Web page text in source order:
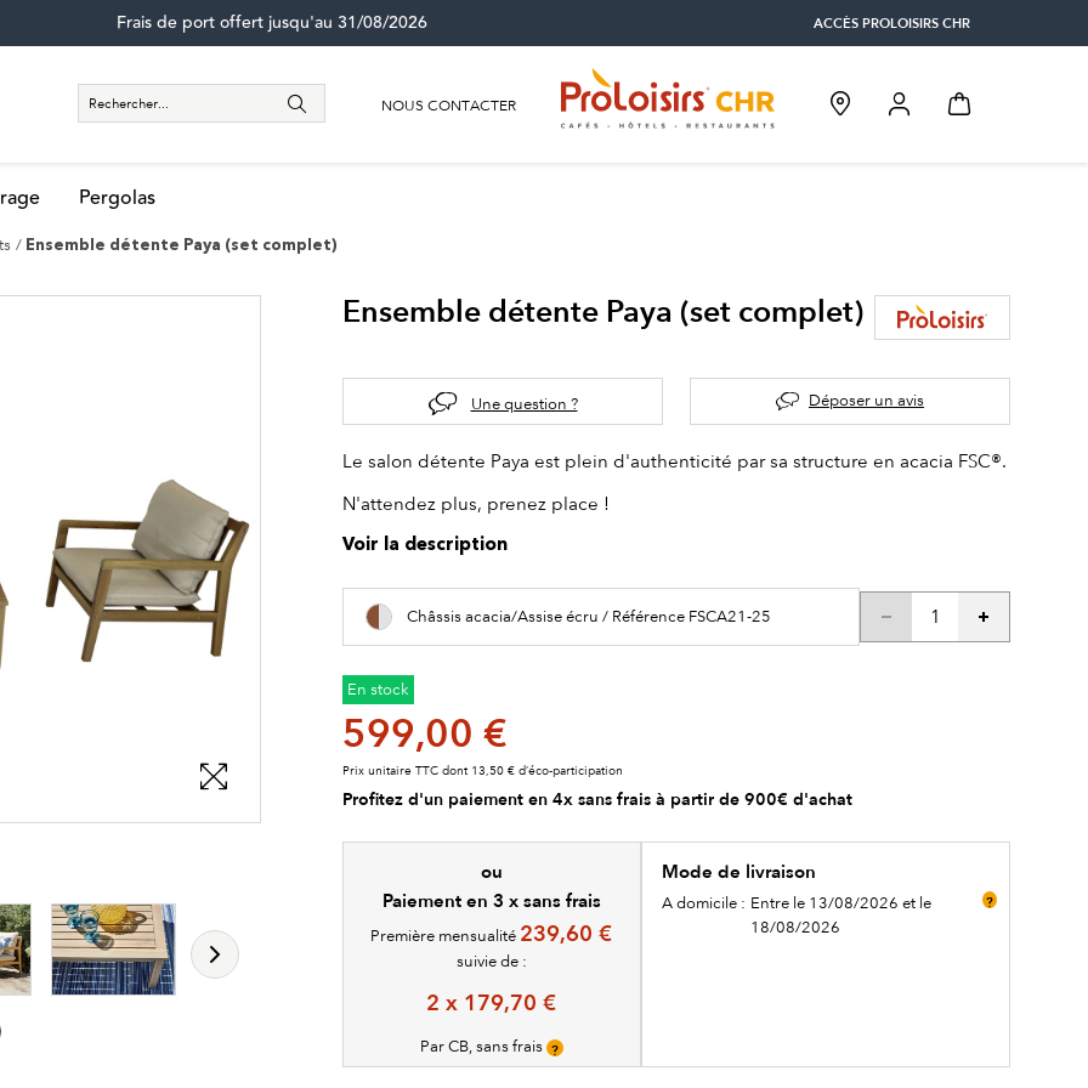
ACCÈS PROLOISIRS CHR
Frais de port offert jusqu'au 31/08/2026
NOUS CONTACTER
Pergolas
Ensemble détente Paya (set complet)
Ensemble détente Paya (set complet)
Une question ? Déposer un avis
Le salon détente Paya est plein d'authenticité par sa structure en acacia FSC®.
N'attendez plus, prenez place !
Voir la description
Châssis acacia/Assise écru / Référence FSCA21-25
En stock
599,00 €
Prix unitaire TTC dont 13,50 € d’éco-participation
Profitez d'un paiement en 4x sans frais à partir de 900€ d'achat
ou
Paiement en 3 x sans frais
Première mensualité 239,60 €
suivie de :
2 x 179,70 €
Par CB, sans frais ?
Mode de livraison
A domicile : Entre le 13/08/2026 et le
18/08/2026
?